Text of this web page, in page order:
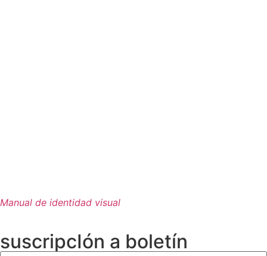
Manual de identidad visual
suscripcIón a boletín